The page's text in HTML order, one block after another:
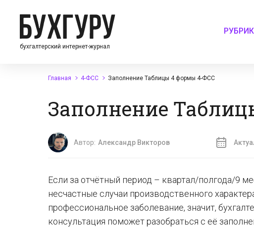
бухгалтерский интернет-журнал
Главная 4-ФСС Заполнение Таблицы 4 формы 4-ФСС
Заполнение
Автор: Александр Викторов
Если за отчётный период – квартал/полгода/9
несчастные случаи производственного
профессиональное заболевание, значит,
консультация поможет разобраться с её